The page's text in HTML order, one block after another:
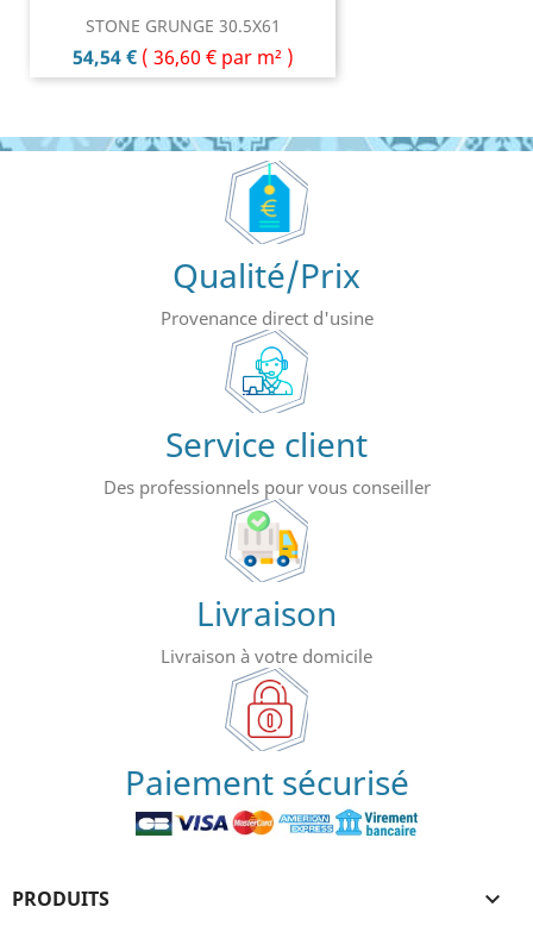
STONE GRUNGE 30.5X61
Prix
54,54 € ( 36,60 € par m² )
Qualité/Prix
Provenance direct d'usine
Service client
Des professionnels pour vous conseiller
Livraison
Livraison à votre domicile
Paiement sécurisé
PRODUITS 